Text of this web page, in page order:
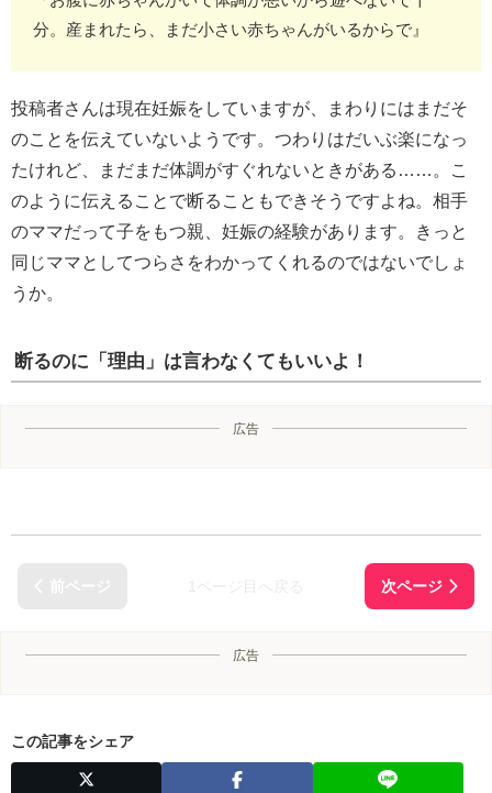
分。産まれたら、まだ小さい赤ちゃんがいるからで』
投稿者さんは現在妊娠をしていますが、まわりにはまだそ
のことを伝えていないようです。つわりはだいぶ楽になっ
たけれど、まだまだ体調がすぐれないときがある……。こ
のように伝えることで断ることもできそうですよね。相手
のママだって子をもつ親、妊娠の経験があります。きっと
同じママとしてつらさをわかってくれるのではないでしょ
うか。
断るのに「理由」は言わなくてもいいよ！
広告
広告
この記事をシェア